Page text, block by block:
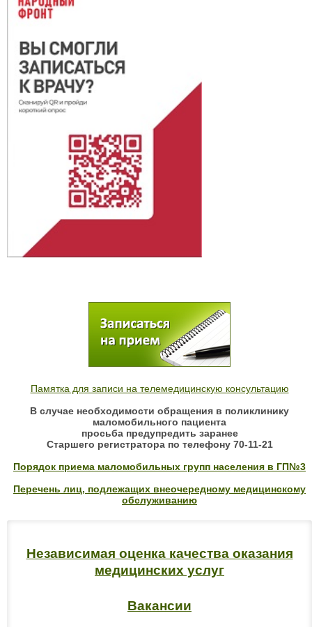
Памятка для записи на телемедицинскую консультацию
В случае необходимости обращения в поликлинику
маломобильного пациента
просьба предупредить заранее
Старшего регистратора по телефону 70-11-21
Порядок приема маломобильных групп населения в ГП№3
Перечень лиц, подлежащих внеочередному медицинскому
обслуживанию
Независимая оценка качества оказания
медицинских услуг
Вакансии